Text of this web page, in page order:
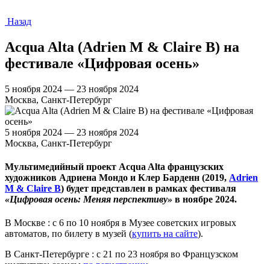
Назад
Acqua Alta (Adrien M & Claire B) на
фестивале «Цифровая осень»
5 ноября 2024 — 23 ноября 2024
Москва, Санкт-Петербург
5 ноября 2024 — 23 ноября 2024
Москва, Санкт-Петербург
Мультимедийный проект Acqua Alta французских
художников Адриена Мондо и Клер Барденн (2019, Adrien
M & Claire B) будет представлен в рамках фестиваля
«Цифровая осень: Меняя перспективу» в ноябре 2024.
В Москве : с 6 по 10 ноября в Музее советских игровых
автоматов, по билету в музей (купить на сайте).
В Санкт-Петербурге : с 21 по 23 ноября во Французском